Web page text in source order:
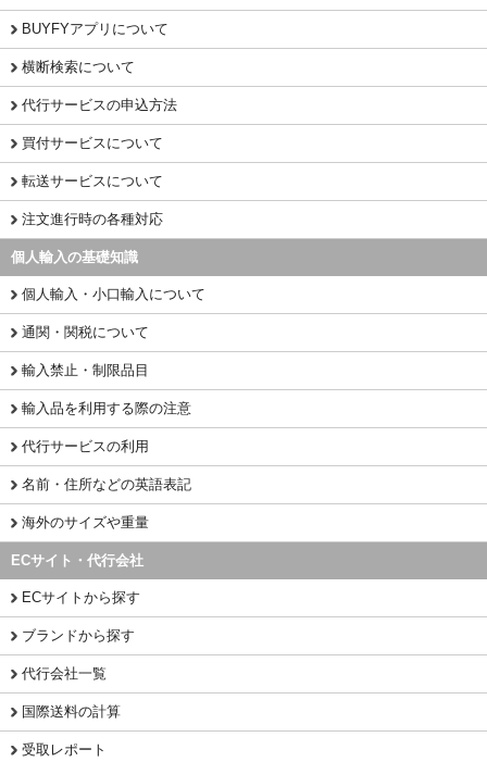
BUYFYアプリについて
横断検索について
代行サービスの申込方法
買付サービスについて
転送サービスについて
注文進行時の各種対応
個人輸入の基礎知識
個人輸入・小口輸入について
通関・関税について
輸入禁止・制限品目
輸入品を利用する際の注意
代行サービスの利用
名前・住所などの英語表記
海外のサイズや重量
ECサイト・代行会社
ECサイトから探す
ブランドから探す
代行会社一覧
国際送料の計算
受取レポート